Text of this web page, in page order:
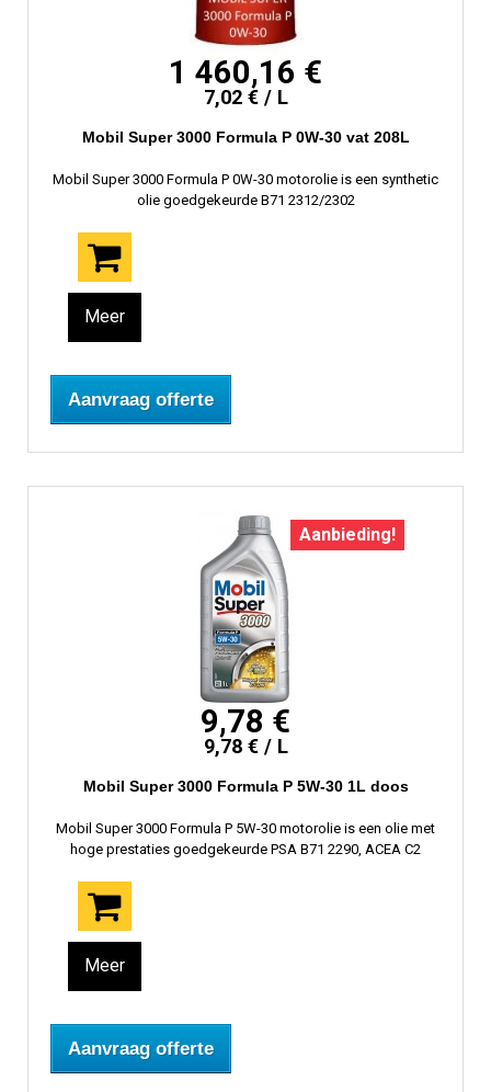
1 460,16 €
7,02 € / L
Mobil Super 3000 Formula P 0W-30 vat 208L
Mobil Super 3000 Formula P 0W-30 motorolie is een synthetic
olie goedgekeurde B71 2312/2302
Meer
Aanvraag offerte
Aanbieding!
9,78 €
9,78 € / L
Mobil Super 3000 Formula P 5W-30 1L doos
Mobil Super 3000 Formula P 5W-30 motorolie is een olie met
hoge prestaties goedgekeurde PSA B71 2290, ACEA C2
Meer
Aanvraag offerte